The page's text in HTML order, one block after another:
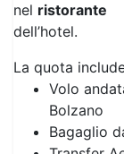
nel ristorante
dell’hotel.
La quota
Volo
Bolzano
Bagaglio